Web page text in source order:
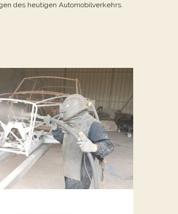
des heutigen Automobilverkehrs.